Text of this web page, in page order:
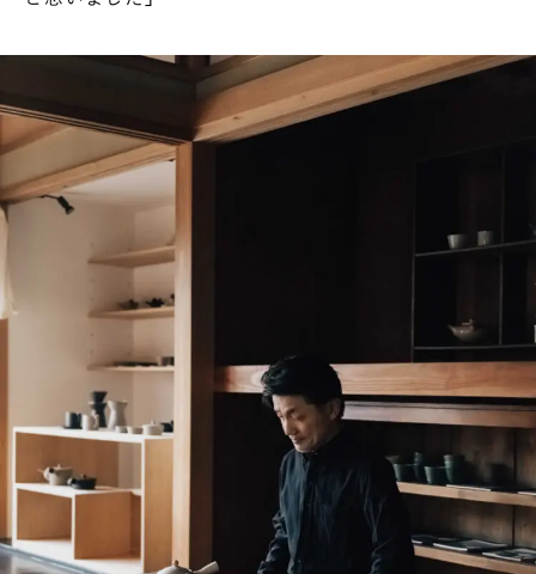
Ocha SURU? Lab.
PAUSE & INSPIRE
ファーストプレイスで、お茶を
COLUMN